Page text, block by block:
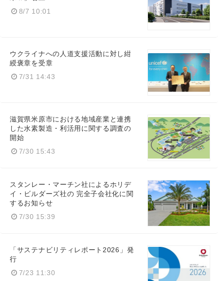
8/7 10:01
ウクライナへの人道支援活動に対し紺
綬褒章を受章
7/31 14:43
滋賀県米原市における地域産業と連携
した水素製造・利活用に関する調査の
開始
7/30 15:43
スタンレー・マーチン社によるホリデ
イ・ビルダーズ社の 完全子会社化に関
するお知らせ
7/30 15:39
「サステナビリティレポート2026」発
行
7/23 11:30